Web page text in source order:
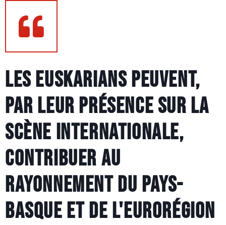
Les Euskarians peuvent,
par leur présence sur la
scène internationale,
contribuer au
rayonnement du Pays-
Basque et de l'Eurorégion